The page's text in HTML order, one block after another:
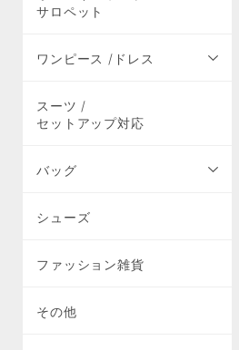
サロペット
ワンピース /ドレス
スーツ /
セットアップ対応
バッグ
シューズ
ファッション雑貨
その他